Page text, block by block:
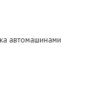
автомашинами